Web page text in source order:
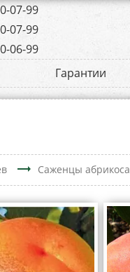
07-99
07-99
06-99
Гарантии
trending_flat Саженцы абрикоса